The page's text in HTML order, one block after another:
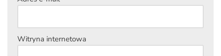
Witryna internetowa